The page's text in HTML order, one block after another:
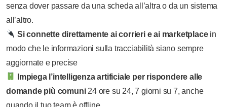
senza dover passare da una scheda all’altra o da un sistema
all’altro.
Si connette direttamente ai corrieri e ai marketplacein
modo che le informazioni sulla tracciabilità siano sempre
aggiornate e precise
Impiega l’intelligenza artificiale per rispondere alle
domande più comuni24 ore su 24, 7 giorni su 7, anche
quando il tuo team è offline